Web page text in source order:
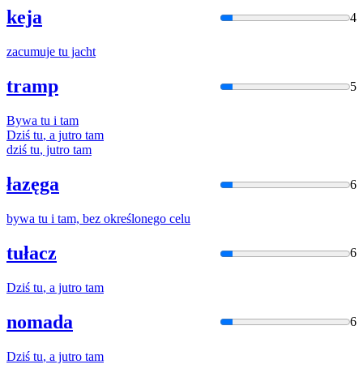
keja 4
zacumuje tu jacht
tramp 5
Bywa tu i tam
Dziś tu, a jutro tam
dziś tu, jutro tam
łazęga 6
bywa tu i tam, bez określonego celu
tułacz 6
Dziś tu, a jutro tam
nomada 6
Dziś tu, a jutro tam